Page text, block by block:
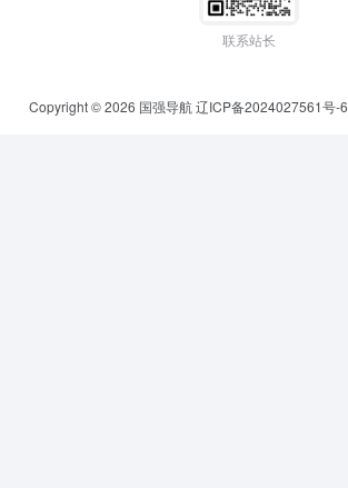
联系站长
Copyright © 2026 国强导航辽ICP备2024027561号-6